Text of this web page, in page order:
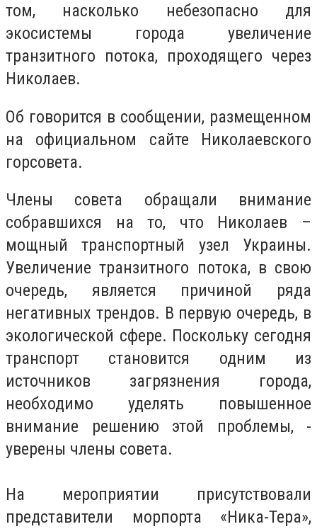
том, насколько небезопасно для
экосистемы города увеличение
транзитного потока, проходящего через
Николаев.
Об говорится в сообщении, размещенном
на официальном сайте Николаевского
горсовета.
Члены совета обращали внимание
собравшихся на то, что Николаев –
мощный транспортный узел Украины.
Увеличение транзитного потока, в свою
очередь, является причиной ряда
негативных трендов. В первую очередь, в
экологической сфере. Поскольку сегодня
транспорт становится одним из
источников загрязнения города,
необходимо уделять повышенное
внимание решению этой проблемы, -
уверены члены совета.
На мероприятии присутствовали
представители морпорта «Ника-Тера»,